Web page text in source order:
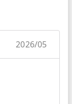
2026/05